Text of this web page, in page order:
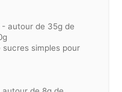
- autour de 35g de
sucres simples pour